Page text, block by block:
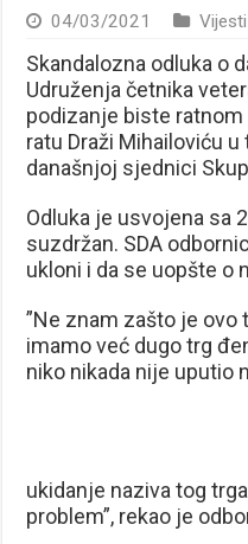
04/03/2021 Vijesti
Skandalozna odluka o
Udruženja četnika
podizanje biste
ratu Draži Mihailoviću
današnjoj sjednici
Odluka je usvojena sa
suzdržan. SDA
ukloni i da se uopšte o
”Ne znam zašto je ovo
imamo već dugo trg
niko nikada nije uputio
ukidanje naziva tog
problem”, rekao je